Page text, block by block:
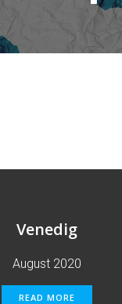
Venedig
August 2020
READ MORE